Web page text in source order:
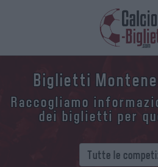
Biglietti
Raccogliamo
dei biglietti per